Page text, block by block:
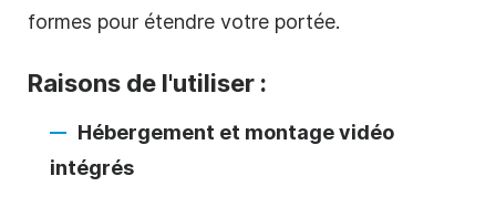
formes pour étendre votre portée.
Raisons de l'utiliser :
Hébergement et montage vidéo
intégrés